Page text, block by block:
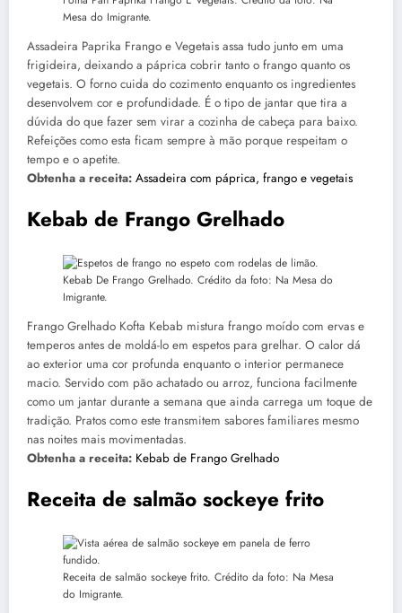
Mesa do Imigrante.
Assadeira Paprika Frango e Vegetais assa tudo junto em uma
frigideira, deixando a páprica cobrir tanto o frango quanto os
vegetais. O forno cuida do cozimento enquanto os ingredientes
desenvolvem cor e profundidade. É o tipo de jantar que tira a
dúvida do que fazer sem virar a cozinha de cabeça para baixo.
Refeições como esta ficam sempre à mão porque respeitam o
tempo e o apetite.
Obtenha a receita: Assadeira com páprica, frango e vegetais
Kebab de Frango Grelhado
Kebab De Frango Grelhado. Crédito da foto: Na Mesa do
Imigrante.
Frango Grelhado Kofta Kebab mistura frango moído com ervas e
temperos antes de moldá-lo em espetos para grelhar. O calor dá
ao exterior uma cor profunda enquanto o interior permanece
macio. Servido com pão achatado ou arroz, funciona facilmente
como um jantar durante a semana que ainda carrega um toque de
tradição. Pratos como este transmitem sabores familiares mesmo
nas noites mais movimentadas.
Obtenha a receita: Kebab de Frango Grelhado
Receita de salmão sockeye frito
Receita de salmão sockeye frito. Crédito da foto: Na Mesa
do Imigrante.